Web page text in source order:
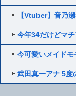
【Vtuber】音乃
今年34だけどマ
今可愛いメイド
武田真一アナ 5度